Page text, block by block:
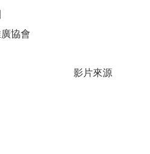
協會
影片來源